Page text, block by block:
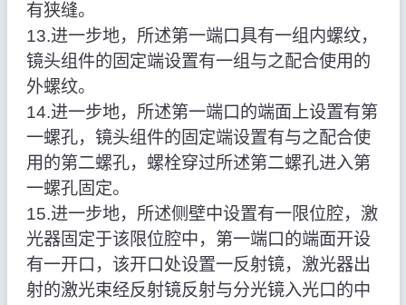
有狭缝。
13.进一步地，所述第一端口具有一组内螺纹，
镜头组件的固定端设置有一组与之配合使用的
外螺纹。
14.进一步地，所述第一端口的端面上设置有第
一螺孔，镜头组件的固定端设置有与之配合使
用的第二螺孔，螺栓穿过所述第二螺孔进入第
一螺孔固定。
15.进一步地，所述侧壁中设置有一限位腔，激
光器固定于该限位腔中，第一端口的端面开设
有一开口，该开口处设置一反射镜，激光器出
射的激光束经反射镜反射与分光镜入光口的中